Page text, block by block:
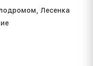
Лесенка